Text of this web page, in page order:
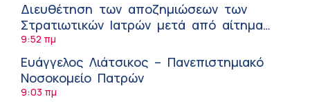
Διευθέτηση των αποζημιώσεων των
Στρατιωτικών Ιατρών μετά από αίτημα
του ΙΣΑ
9:52 πμ
Ευάγγελος Λιάτσικος – Πανεπιστημιακό
Νοσοκομείο Πατρών
9:03 πμ